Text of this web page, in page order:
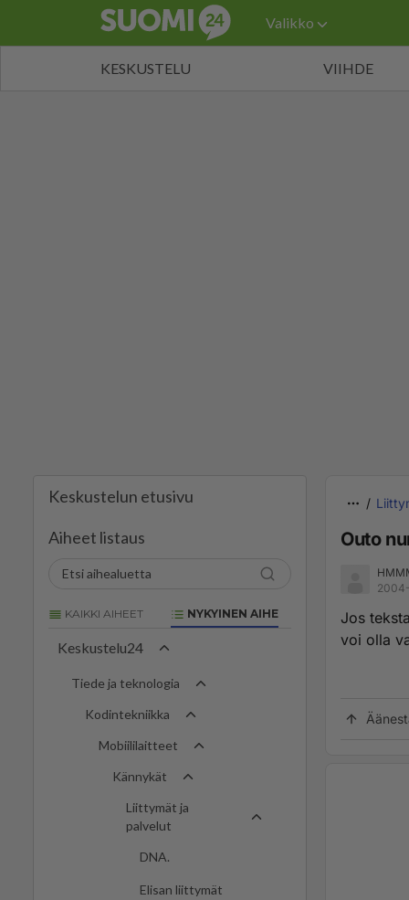
Valikko
KESKUSTELU VIIHDE
Keskustelun etusivu
Aiheet listaus
KAIKKI AIHEET NYKYINEN AIHE
Keskustelu24
Tiede ja teknologia
Kodintekniikka
Mobiililaitteet
Kännykät
Liittymät ja
palvelut
DNA.
Elisan liittymät
Outo
Jos
voi olla